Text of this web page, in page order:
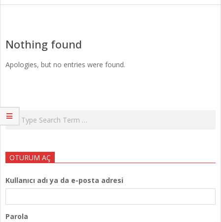
Nothing found
Apologies, but no entries were found.
Search
OTURUM AÇ
Kullanıcı adı ya da e-posta adresi
Parola